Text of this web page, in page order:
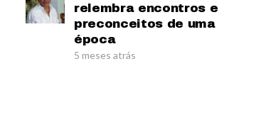
relembra encontros e
preconceitos de uma
época
5 meses atrás